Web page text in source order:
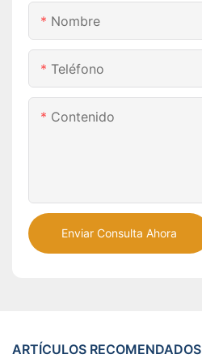
Nombre
Teléfono
Contenido
Enviar Consulta Ahora
ARTÍCULOS RECOMENDADOS